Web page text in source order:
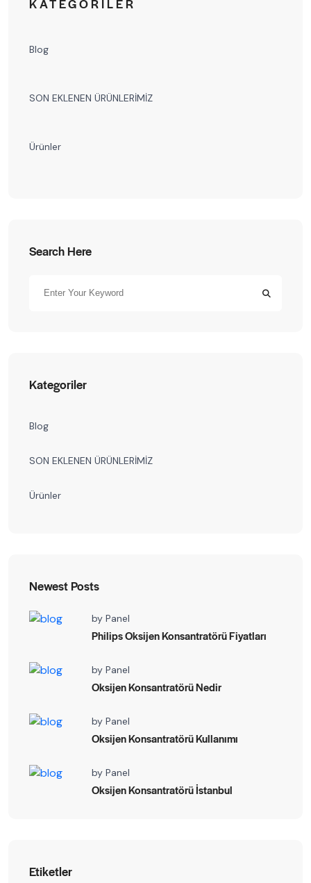
KATEGORILER
Blog
SON EKLENEN ÜRÜNLERİMİZ
Ürünler
Search Here
Kategoriler
Blog
SON EKLENEN ÜRÜNLERİMİZ
Ürünler
Newest Posts
by Panel
Philips Oksijen Konsantratörü Fiyatları
by Panel
Oksijen Konsantratörü Nedir
by Panel
Oksijen Konsantratörü Kullanımı
by Panel
Oksijen Konsantratörü İstanbul
Etiketler